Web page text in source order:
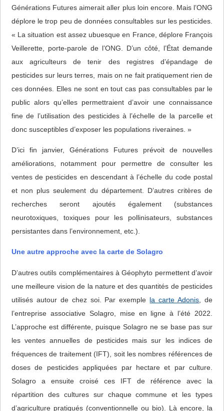
Générations Futures aimerait aller plus loin encore. Mais l’ONG
déplore le trop peu de données consultables sur les pesticides.
« La situation est assez ubuesque en France, déplore François
Veillerette, porte-parole de l’ONG. D’un côté, l’État demande
aux agriculteurs de tenir des registres d’épandage de
pesticides sur leurs terres, mais on ne fait pratiquement rien de
ces données. Elles ne sont en tout cas pas consultables par le
public alors qu’elles permettraient d’avoir une connaissance
fine de l’utilisation des pesticides à l’échelle de la parcelle et
donc susceptibles d’exposer les populations riveraines. »
D’ici fin janvier, Générations Futures prévoit de nouvelles
améliorations, notamment pour permettre de consulter les
ventes de pesticides en descendant à l’échelle du code postal
et non plus seulement du département. D’autres critères de
recherches seront ajoutés également (substances
neurotoxiques, toxiques pour les pollinisateurs, substances
persistantes dans l’environnement, etc.).
Une autre approche avec la carte de Solagro
D’autres outils complémentaires à Géophyto permettent d’avoir
une meilleure vision de la nature et des quantités de pesticides
utilisés autour de chez soi. Par exemple la carte Adonis , de
l’entreprise associative Solagro, mise en ligne à l’été 2022.
L’approche est différente, puisque Solagro ne se base pas sur
les ventes annuelles de pesticides mais sur les indices de
fréquences de traitement (IFT), soit les nombres références de
doses de pesticides appliquées par hectare et par culture.
Solagro a ensuite croisé ces IFT de référence avec la
répartition des cultures sur chaque commune et les types
d’agriculture pratiqués (conventionnelle ou bio). Là encore, la